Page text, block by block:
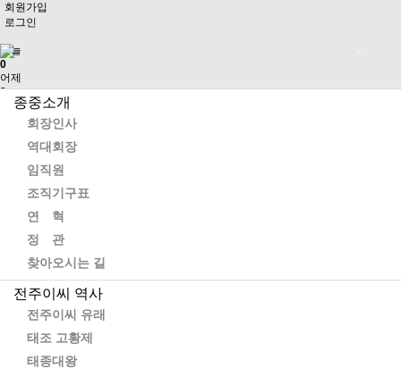
회원가입
로그인
오늘
0
어제
0
최대
방문자수
종중소개
회장인사
역대회장
임직원
조직기구표
연 혁
정 관
찾아오시는 길
전주이씨 역사
전주이씨 유래
태조 고황제
태종대왕
유물 · 사적
선계 제향
홀기 · 축문
항렬표